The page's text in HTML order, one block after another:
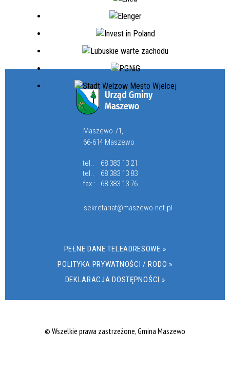
Maszewo 71,
66-614 Maszewo
tel.:
68 383 13 21
tel.:
68 383 13 83
fax.:
68 383 13 76
sekretariat@maszewo.net.pl
PEŁNE DANE TELEADRESOWE »
POLITYKA PRYWATNOŚCI / RODO »
DEKLARACJA DOSTĘPNOŚCI »
© Wszelkie prawa zastrzeżone, Gmina Maszewo